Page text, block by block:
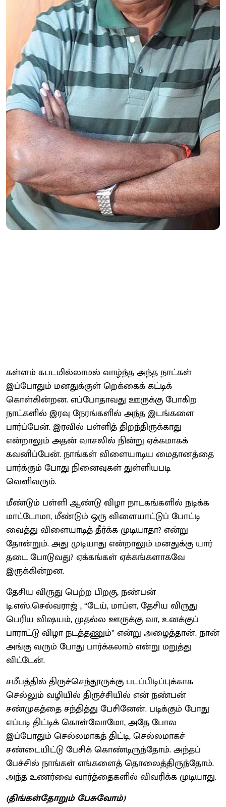
கள்ளம் கபடமில்லாமல் வாழ்ந்த அந்த நாட்கள்
இப்போதும் மனதுக்குள் றெக்கைக் கட்டிக்
கொள்கின்றன. எப்போதாவது ஊருக்கு போகிற
நாட்களில் இரவு நேரங்களில் அந்த இடங்களை
பார்ப்பேன். இரவில் பள்ளித் திறந்திருக்காது
என்றாலும் அதன் வாசலில் நின்று ஏக்கமாகக்
கவனிப்பேன். நாங்கள் விளையாடிய மைதானத்தை
பார்க்கும் போது நினைவுகள் துள்ளியபடி
வெளிவரும்.
மீண்டும் பள்ளி ஆண்டு விழா நாடகங்களில் நடிக்க
மாட்டோமா, மீண்டும் ஒரு விளையாட்டுப் போட்டி
வைத்து விளையாடித் தீர்க்க முடியாதா? என்று
தோன்றும். அது முடியாது என்றாலும் மனதுக்கு யார்
தடை போடுவது? ஏக்கங்கள் ஏக்கங்களாகவே
இருக்கின்றன.
தேசிய விருது பெற்ற பிறகு, நண்பன்
டி.எஸ்.செல்வராஜ் , “டேய், மாப்ள, தேசிய விருது
பெரிய விஷயம், முதல்ல ஊருக்கு வா, உனக்குப்
பாராட்டு விழா நடத்தணும்” என்று அழைத்தான். நான்
அங்கு வரும் போது பார்க்கலாம் என்று மறுத்து
விட்டேன்.
சமீபத்தில் திருச்செந்தூருக்கு படப்பிடிப்புக்காக
செல்லும் வழியில் திருச்சியில் என் நண்பன்
சண்முகத்தை சந்தித்து பேசினேன். படிக்கும் போது
எப்படி திட்டிக் கொள்வோமோ, அதே போல
இப்போதும் செல்லமாகத் திட்டி, செல்லமாகச்
சண்டையிட்டு பேசிக் கொண்டிருந்தோம். அந்தப்
பேச்சில் நாங்கள் எங்களைத் தொலைத்திருந்தோம்.
அந்த உணர்வை வார்த்தைகளில் விவரிக்க முடியாது.
(திங்கள்தோறும் பேசுவோம்)